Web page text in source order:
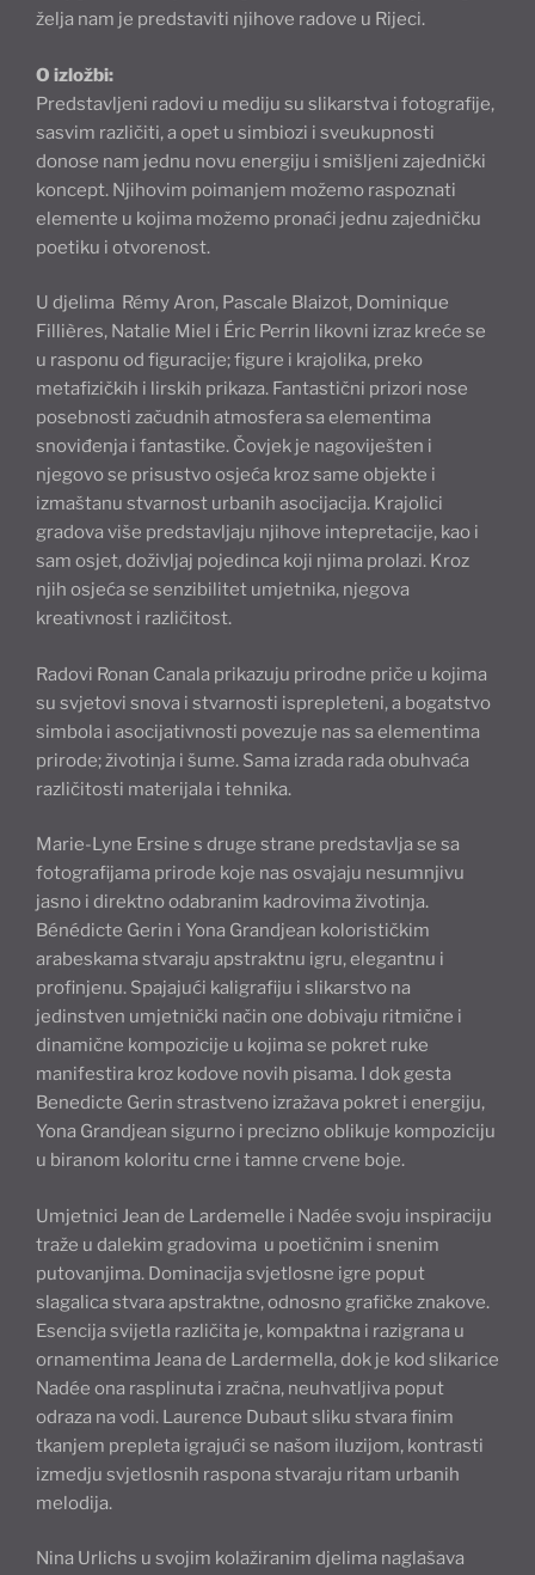
želja nam je predstaviti njihove radove u Rijeci.
O izložbi:
Predstavljeni radovi u mediju su slikarstva i fotografije,
sasvim različiti, a opet u simbiozi i sveukupnosti
donose nam jednu novu energiju i smišljeni zajednički
koncept. Njihovim poimanjem možemo raspoznati
elemente u kojima možemo pronaći jednu zajedničku
poetiku i otvorenost.
U djelima Rémy Aron, Pascale Blaizot, Dominique
Fillières, Natalie Miel i Éric Perrin likovni izraz kreće se
u rasponu od figuracije; figure i krajolika, preko
metafizičkih i lirskih prikaza. Fantastični prizori nose
posebnosti začudnih atmosfera sa elementima
snoviđenja i fantastike. Čovjek je nagoviješten i
njegovo se prisustvo osjeća kroz same objekte i
izmaštanu stvarnost urbanih asocijacija. Krajolici
gradova više predstavljaju njihove intepretacije, kao i
sam osjet, doživljaj pojedinca koji njima prolazi. Kroz
njih osjeća se senzibilitet umjetnika, njegova
kreativnost i različitost.
Radovi Ronan Canala prikazuju prirodne priče u kojima
su svjetovi snova i stvarnosti isprepleteni, a bogatstvo
simbola i asocijativnosti povezuje nas sa elementima
prirode; životinja i šume. Sama izrada rada obuhvaća
različitosti materijala i tehnika.
Marie-Lyne Ersine s druge strane predstavlja se sa
fotografijama prirode koje nas osvajaju nesumnjivu
jasno i direktno odabranim kadrovima životinja.
Bénédicte Gerin i Yona Grandjean kolorističkim
arabeskama stvaraju apstraktnu igru, elegantnu i
profinjenu. Spajajući kaligrafiju i slikarstvo na
jedinstven umjetnički način one dobivaju ritmične i
dinamične kompozicije u kojima se pokret ruke
manifestira kroz kodove novih pisama. I dok gesta
Benedicte Gerin strastveno izražava pokret i energiju,
Yona Grandjean sigurno i precizno oblikuje kompoziciju
u biranom koloritu crne i tamne crvene boje.
Umjetnici Jean de Lardemelle i Nadée svoju inspiraciju
traže u dalekim gradovima u poetičnim i snenim
putovanjima. Dominacija svjetlosne igre poput
slagalica stvara apstraktne, odnosno grafičke znakove.
Esencija svijetla različita je, kompaktna i razigrana u
ornamentima Jeana de Lardermella, dok je kod slikarice
Nadée ona rasplinuta i zračna, neuhvatljiva poput
odraza na vodi. Laurence Dubaut sliku stvara finim
tkanjem prepleta igrajući se našom iluzijom, kontrasti
izmedju svjetlosnih raspona stvaraju ritam urbanih
melodija.
Nina Urlichs u svojim kolažiranim djelima naglašava